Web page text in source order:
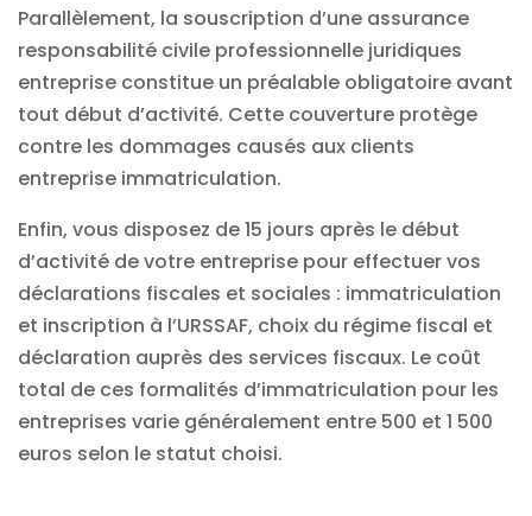
Parallèlement, la souscription d’une assurance
responsabilité civile professionnelle juridiques
entreprise constitue un préalable obligatoire avant
tout début d’activité. Cette couverture protège
contre les dommages causés aux clients
entreprise immatriculation.
Enfin, vous disposez de 15 jours après le début
d’activité de votre entreprise pour effectuer vos
déclarations fiscales et sociales : immatriculation
et inscription à l’URSSAF, choix du régime fiscal et
déclaration auprès des services fiscaux. Le coût
total de ces formalités d’immatriculation pour les
entreprises varie généralement entre 500 et 1 500
euros selon le statut choisi.